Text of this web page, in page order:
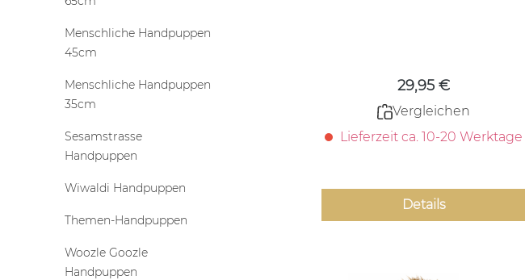
Menschliche Handpuppen
45cm
Menschliche Handpuppen
35cm
Sesamstrasse
Handpuppen
Wiwaldi Handpuppen
Themen-Handpuppen
Woozle Goozle
Handpuppen
29,95 €
Vergleichen
Lieferzeit ca. 10-20 Werktage
Details